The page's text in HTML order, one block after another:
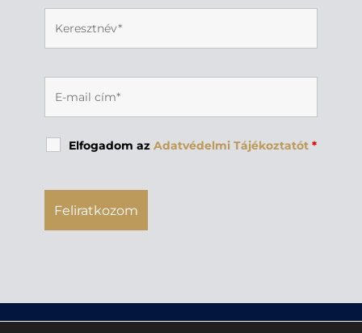
Elfogadom az Adatvédelmi Tájékoztatót *